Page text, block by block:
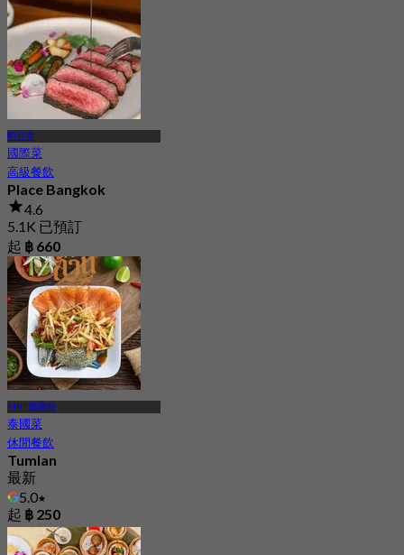
帕亞泰
國際菜
高級餐飲
Place Bangkok
4.6
5.1K 已預訂
起 ฿ 660
MRT 匯權站
泰國菜
休閒餐飲
Tumlan
最新
5.0
起 ฿ 250